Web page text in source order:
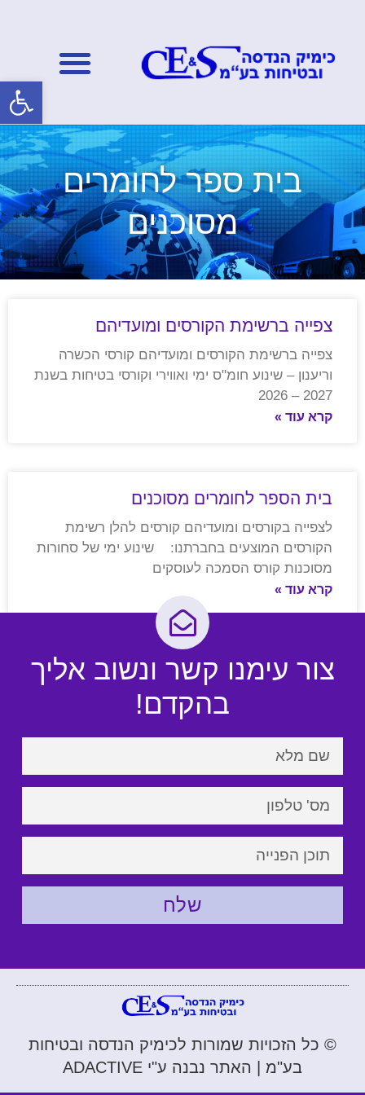
פתח
בית ספר לחומרים
מסוכנים
צפייה ברשימת הקורסים ומועדיהם
צפייה ברשימת הקורסים ומועדיהם קורסי הכשרה
וריענון – שינוע חומ"ס ימי ואווירי וקורסי בטיחות בשנת
2027 – 2026
קרא עוד »
בית הספר לחומרים מסוכנים
לצפייה בקורסים ומועדיהם קורסים להלן רשימת
הקורסים המוצעים בחברתנו: שינוע ימי של סחורות
מסוכנות קורס הסמכה לעוסקים
קרא עוד »
צור עימנו קשר ונשוב אליך
בהקדם!
שלח
© כל הזכויות שמורות לכימיק הנדסה ובטיחות
בע"מ | האתר נבנה ע"י ADACTIVE